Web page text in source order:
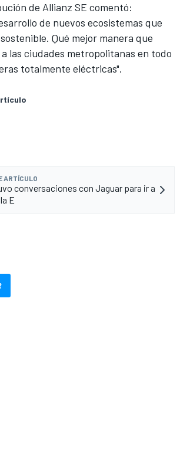
de Allianz SE comentó:
de nuevos ecosistemas que
Qué mejor manera que
las ciudades metropolitanas en todo
totalmente eléctricas".
ARTÍCULO
conversaciones con Jaguar para ir a
E